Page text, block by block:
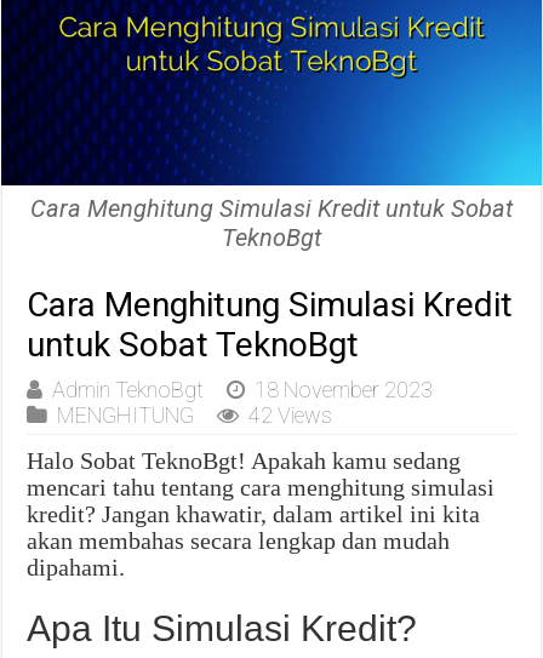
Cara Menghitung Simulasi Kredit untuk Sobat
TeknoBgt
Cara Menghitung Simulasi Kredit
untuk Sobat TeknoBgt
Admin TeknoBgt
18 November 2023
MENGHITUNG
42 Views
Halo Sobat TeknoBgt! Apakah kamu sedang
mencari tahu tentang cara menghitung simulasi
kredit? Jangan khawatir, dalam artikel ini kita
akan membahas secara lengkap dan mudah
dipahami.
Apa Itu Simulasi Kredit?